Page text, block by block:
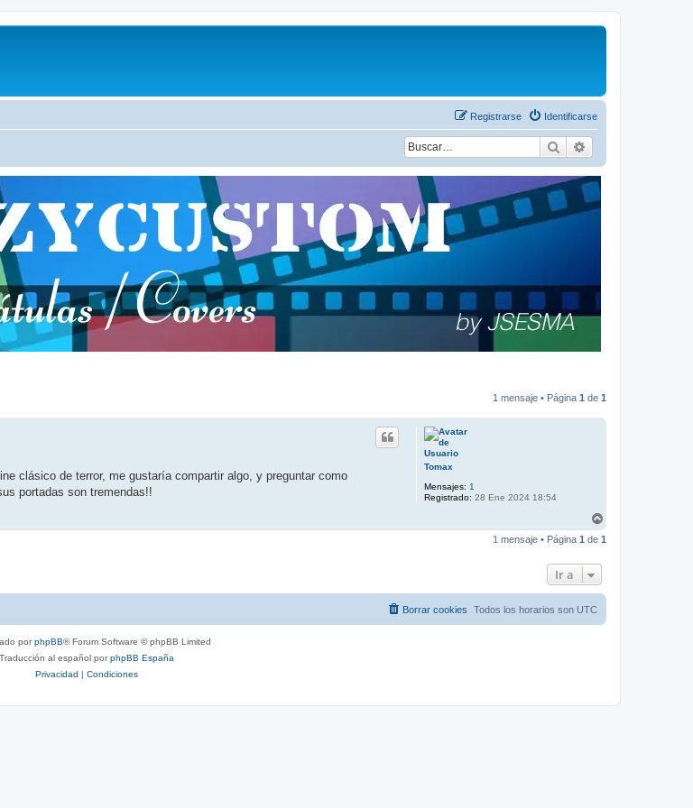
Identificarse
Registrarse
Buscar
1 mensaje • Página 1 de 1
Tomax
Mensajes: 1
Registrado: 28 Ene 2024 18:54
clásico de terror, me gustaría compartir algo, y preguntar como
portadas son tremendas!!
r
1 mensaje • Página 1 de 1
Ir a
Todos los horarios son UTC
Borrar cookies
porphpBB® Forum Software © phpBB Limited
Traducción al español porphpBB España
Privacidad | Condiciones